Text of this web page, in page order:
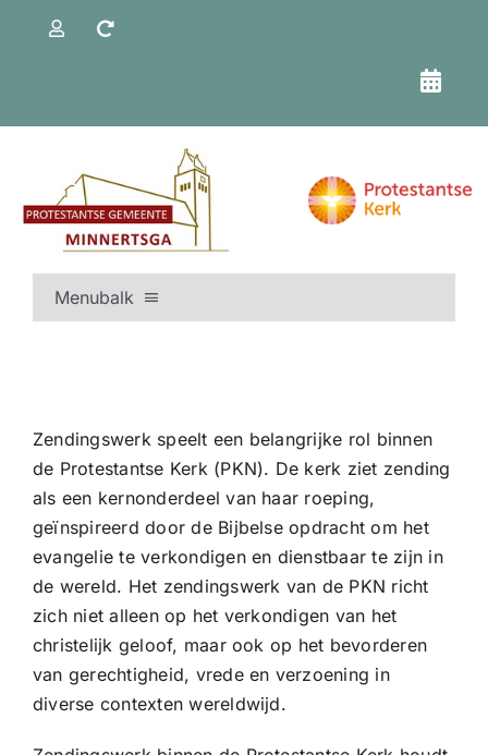
Menubalk
TSJERKENIJS |
KERK & ORGANISATIE |
Zendingswerk speelt een belangrijke rol binnen
de Protestantse Kerk (PKN). De kerk ziet zending
als een kernonderdeel van haar roeping,
geïnspireerd door de Bijbelse opdracht om het
evangelie te verkondigen en dienstbaar te zijn in
de wereld. Het zendingswerk van de PKN richt
zich niet alleen op het verkondigen van het
christelijk geloof, maar ook op het bevorderen
van gerechtigheid, vrede en verzoening in
diverse contexten wereldwijd.